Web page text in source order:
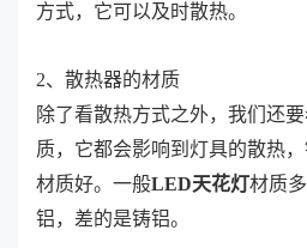
方式，它可以及时散热。
2、散热器的材质
除了看散热方式之外，我们还
质，它都会影响到灯具的散热
材质好。一般LED天花灯材质
铝，差的是铸铝。